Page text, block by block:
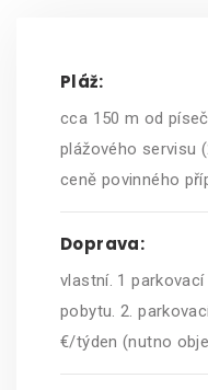
Pláž:
cca 150 m od
plážového servisu
ceně povinného
Doprava:
vlastní. 1
pobytu. 2.
€/týden (nutno